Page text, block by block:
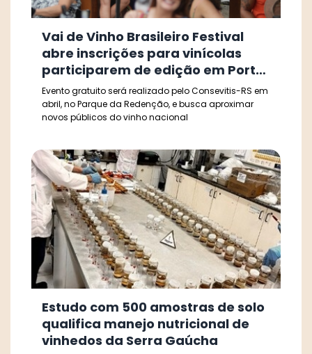
Vai de Vinho Brasileiro Festival
abre inscrições para vinícolas
participarem de edição em Porto
Alegre
Evento gratuito será realizado pelo Consevitis-RS em
abril, no Parque da Redenção, e busca aproximar
novos públicos do vinho nacional
Estudo com 500 amostras de solo
qualifica manejo nutricional de
vinhedos da Serra Gaúcha